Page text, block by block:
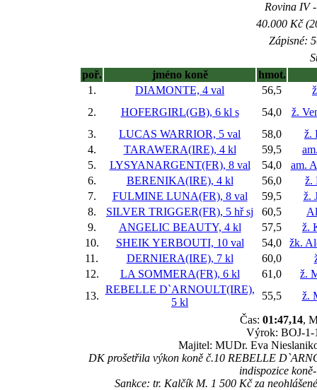
Rovina IV
40.000 Kč
Zápisné:
poř.
jméno koně
hmot.
1.
DIAMONTE, 4 val 56,5
2.
HOFERGIRL(GB), 6 kl s 54,0
ž.
3.
LUCAS WARRIOR, 5 val 58,0
ž.
4.
TARAWERA(IRE), 4 kl 59,5
5.
LYSYANARGENT(FR), 8 val 54,0
am.
6.
BERENIKA(IRE), 4 kl 56,0
ž.
7.
FULMINE LUNA(FR), 8 val 59,5
ž.
8.
SILVER TRIGGER(FR), 5 hřsj 60,5
9.
ANGELIC BEAUTY, 4 kl 57,5
ž.
10.
SHEIK YERBOUTI, 10 val 54,0
žk.
11.
DERNIERA(IRE), 7 kl 60,0
12.
LA SOMMERA(FR), 6 kl 61,0
ž.
13.
REBELLE D`ARNOULT(IRE),
5 kl
55,5
ž.
Čas: 01:47,14,
Výrok: BOJ-1-
Majitel: MUDr. Eva
DK prošetřila výkon koně č.10 REBELLE
indispozice
Sankce: tr. Kalčík M. 1 500 Kč za